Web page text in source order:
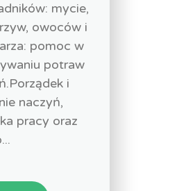
mycie,
owoców i
pomoc w
potraw
i
naczyń,
pracy oraz